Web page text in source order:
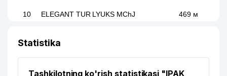
10 ELEGANT TUR LYUKS MChJ 469 м
12 497 м
Statistika
Tashkilotning ko'rish statistikasi "IPAK